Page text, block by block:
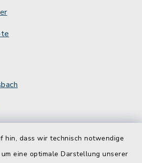
hin, dass wir technisch notwendige
eine optimale Darstellung unserer